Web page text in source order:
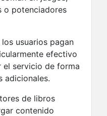
o potenciadores
usuarios pagan
efectivo
el servicio de forma
adicionales.
de libros
contenido